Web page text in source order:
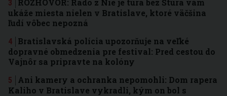
ROZHOVOR: Rado z Nie je túra bez Štúra vám
ukáže miesta nielen v Bratislave, ktoré väčšina
ľudí vôbec nepozná
Bratislavská polícia upozorňuje na veľké
dopravné obmedzenia pre festival: Pred cestou do
Vajnôr sa pripravte na kolóny
Ani kamery a ochranka nepomohli: Dom rapera
Kaliho v Bratislave vykradli, kým on bol s